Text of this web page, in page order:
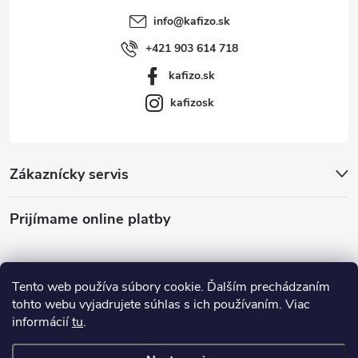
Tento web používa súbory cookie. Ďalším prechádzaním
tohto webu vyjadrujete súhlas s ich používaním. Viac
informáciítu.
s
Zákaznícky servis
Prijímame online platby
info@kafizo.sk
+421 903 614 718
kafizo.sk
kafizosk